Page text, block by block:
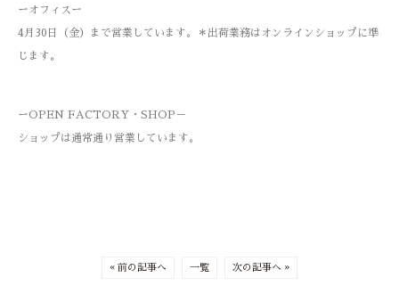
ーオフィスー
4月30日（金）まで営業しています。＊出荷業務はオンラインショップに準
じます。
ーOPEN FACTORY・SHOP－
ショップは通常通り営業しています。
« 前の記事へ 一覧 次の記事へ »